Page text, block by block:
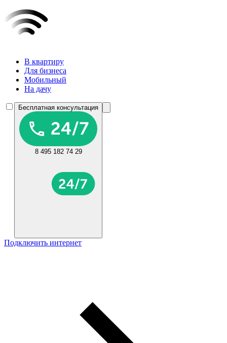
В квартиру
Для бизнеса
Мобильный
На дачу
Бесплатная консультация
8 495 182 74 29
Подключить интернет